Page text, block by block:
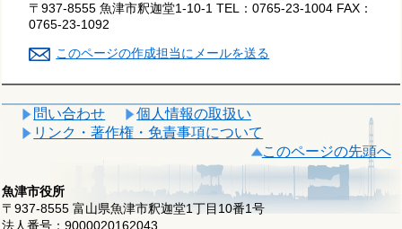
〒937-8555 魚津市釈迦堂1-10-1 TEL：0765-23-1004 FAX：
0765-23-1092
このページの作成担当にメールを送る
問い合わせ
個人情報の取扱い
リンク・著作権・免責事項について
このページの先頭へ
魚津市役所
〒937-8555 富山県魚津市釈迦堂1丁目10番1号
法人番号：9000020162043